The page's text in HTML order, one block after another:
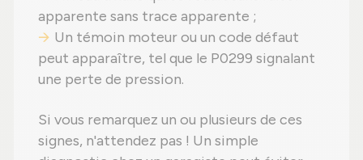
apparente sans trace apparente ;
Un témoin moteur ou un code défaut
peut apparaître, tel que le P0299 signalant
une perte de pression.
Si vous remarquez un ou plusieurs de ces
signes, n'attendez pas ! Un simple